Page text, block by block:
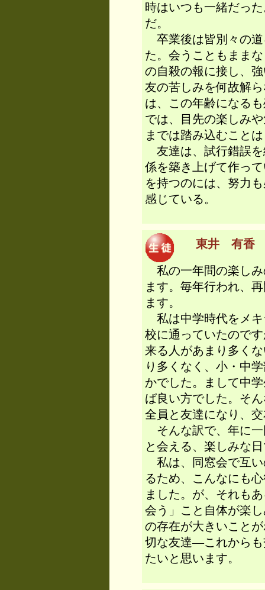
時はいつも一緒だっ
だ。
卒業後は皆別々の道
た。会うこともまま
の自殺の報に接し、
友の苦しみを何故解
は、この年齢になる
では、目先の楽しみ
までは踏み込むこと
友達は、試行錯誤を
係を築き上げて作っ
を持つのには、努力
感じている。
東井 有香
私の一年間の楽しみ
ます。毎年行われ、
ます。
私は中学時代をメキ
校に通っていたので
来る人があまり多く
り多くなく、小・中
かでした。まして中
ば良い方でした。そ
全員と友達になり、
そんな訳で、年に一
と会える、楽しみな
私は、同窓会で互い
るため、こんなにも
ました。が、それも
会う」こと自体が楽
の存在が大きいこと
切な友達―これからも
たいと思います。